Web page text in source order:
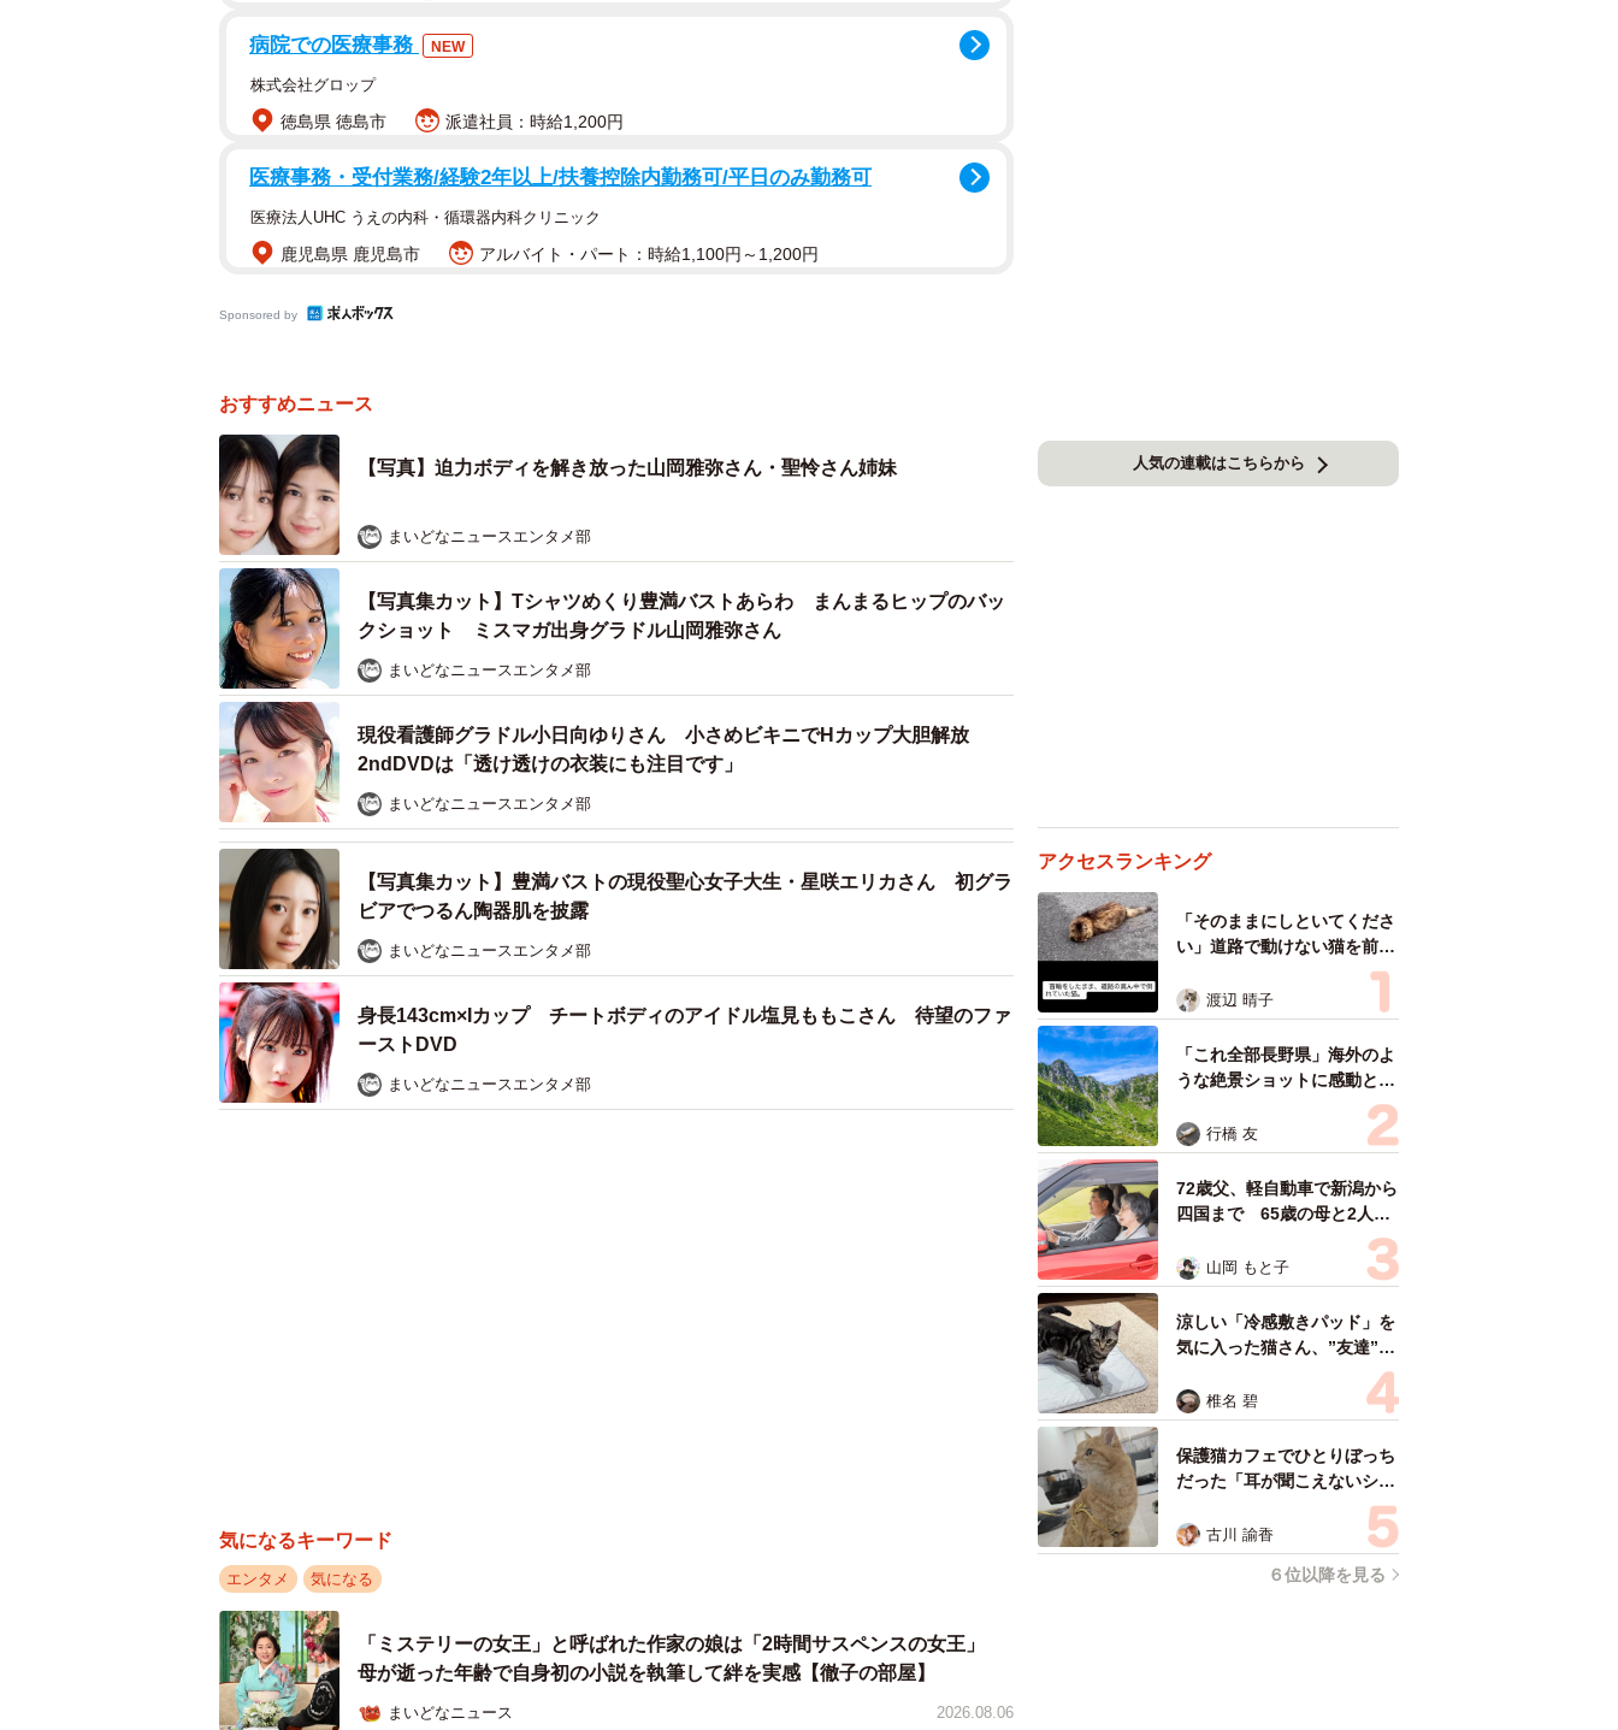
病院での医療事務 NEW
株式会社グロップ
徳島県 徳島市 派遣社員：時給1,200円
医療事務・受付業務/経験2年以上/扶養控除内勤務可/平日のみ勤務可
医療法人UHC うえの内科・循環器内科クリニック
鹿児島県 鹿児島市 アルバイト・パート：時給1,100円～1,200円
Sponsored by
おすすめニュース
【写真】迫力ボディを解き放った山岡雅弥さん・聖怜さん姉妹
まいどなニュースエンタメ部
【写真集カット】Tシャツめくり豊満バストあらわ まんまるヒップのバッ
クショット ミスマガ出身グラドル山岡雅弥さん
まいどなニュースエンタメ部
現役看護師グラドル小日向ゆりさん 小さめビキニでHカップ大胆解放
2ndDVDは「透け透けの衣装にも注目です」
まいどなニュースエンタメ部
【写真集カット】豊満バストの現役聖心女子大生・星咲エリカさん 初グラ
ビアでつるん陶器肌を披露
まいどなニュースエンタメ部
身長143cm×Iカップ チートボディのアイドル塩見ももこさん 待望のファ
ーストDVD
まいどなニュースエンタメ部
気になるキーワード
エンタメ 気になる
「ミステリーの女王」と呼ばれた作家の娘は「2時間サスペンスの女王」
母が逝った年齢で自身初の小説を執筆して絆を実感【徹子の部屋】
まいどなニュース 2026.08.06
人気の連載はこちらから
アクセスランキング
「そのままにしといてくださ
い」道路で動けない猫を前に
返された一言… 懸命に生き
ようとした4日間 「命の重
さはみんな同じ」保護団体代
表の訴え
渡辺 晴子
「これ全部長野県」海外のよ
うな絶景ショットに感動と反
響「離れてからいいところだ
ったんだって気づいた」
行橋 友
72歳父、軽自動車で新潟から
四国まで 65歳の母と2人で
3泊4日の旅 パーキングの休
憩まで分刻み… 「大学生で
も組まねえよ！」
山岡 もと子
涼しい「冷感敷きパッド」を
気に入った猫さん、”友達”を
ヨイショヨイショとご招待、
毛づくろいでおもてなし
椎名 碧
保護猫カフェでひとりぼっち
だった「耳が聞こえないシニ
ア猫」と運命の出会い→重度
のペットロスで適応障害だっ
た女性の人生が一変
古川 諭香
６位以降を見る